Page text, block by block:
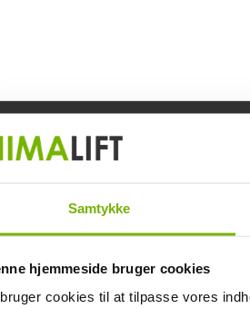
Samtykke
hjemmeside bruger cookies
cookies til at tilpasse vores